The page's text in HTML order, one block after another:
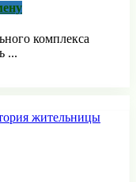
комплекса
...